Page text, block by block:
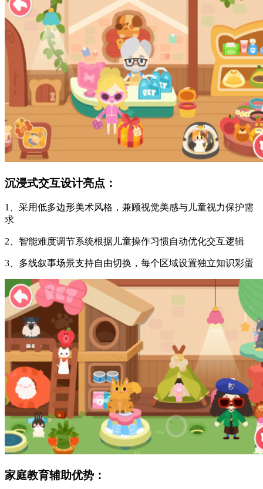
沉浸式交互设计亮点：
1、采用低多边形美术风格，兼顾视觉美感与儿童视力保护需
求
2、智能难度调节系统根据儿童操作习惯自动优化交互逻辑
3、多线叙事场景支持自由切换，每个区域设置独立知识彩蛋
家庭教育辅助优势：